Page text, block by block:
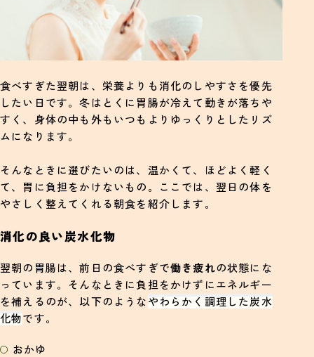
食べすぎた翌朝は、栄養よりも消化のしやすさを優先
したい日です。冬はとくに胃腸が冷えて動きが落ちや
すく、身体の中も外もいつもよりゆっくりとしたリズ
ムになります。
そんなときに選びたいのは、温かくて、ほどよく軽く
て、胃に負担をかけないもの。ここでは、翌日の体を
やさしく整えてくれる朝食を紹介します。
消化の良い炭水化物
翌朝の胃腸は、前日の食べすぎで働き疲れの状態にな
っています。そんなときに負担をかけずにエネルギー
を補えるのが、以下のようなやわらかく調理した炭水
化物です。
おかゆ